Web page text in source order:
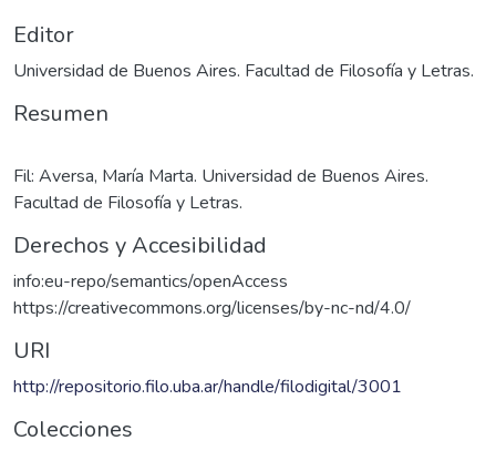
Editor
Universidad de Buenos Aires. Facultad de Filosofía y Letras.
Resumen
Fil: Aversa, María Marta. Universidad de Buenos Aires.
Facultad de Filosofía y Letras.
Derechos y Accesibilidad
info:eu-repo/semantics/openAccess
https://creativecommons.org/licenses/by-nc-nd/4.0/
URI
http://repositorio.filo.uba.ar/handle/filodigital/3001
Colecciones